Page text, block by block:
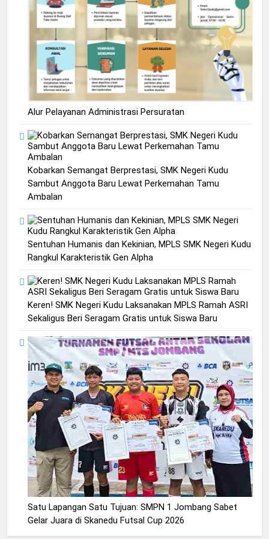
Alur Pelayanan Administrasi Persuratan
Kobarkan Semangat Berprestasi, SMK Negeri Kudu
Sambut Anggota Baru Lewat Perkemahan Tamu
Ambalan
Sentuhan Humanis dan Kekinian, MPLS SMK Negeri Kudu
Rangkul Karakteristik Gen Alpha
Keren! SMK Negeri Kudu Laksanakan MPLS Ramah ASRI
Sekaligus Beri Seragam Gratis untuk Siswa Baru
Satu Lapangan Satu Tujuan: SMPN 1 Jombang Sabet
Gelar Juara di Skanedu Futsal Cup 2026
2
Membangun Komunikasi dengan
Orangtua untuk Sukseskan PKL
Kompetensi Keahlian TKRO